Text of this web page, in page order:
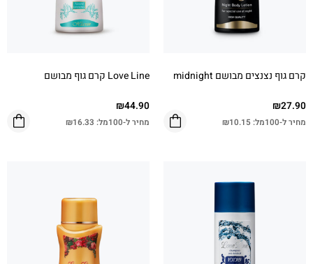
קרם גוף נצנצים מבושם midnight
₪27.90
מחיר ל-100מל: ₪10.15
Love Line קרם גוף מבושם
₪44.90
מחיר ל-100מל: ₪16.33